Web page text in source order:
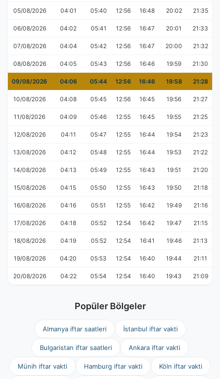
05/08/2026 04:01 05:40 12:56 16:48 20:02 21:35
06/08/2026 04:02 05:41 12:56 16:47 20:01 21:33
07/08/2026 04:04 05:42 12:56 16:47 20:00 21:32
08/08/2026 04:05 05:43 12:56 16:46 19:59 21:30
09/08/2026 04:06 05:44 12:56 16:46 19:58 21:28
10/08/2026 04:08 05:45 12:56 16:45 19:56 21:27
11/08/2026 04:09 05:46 12:55 16:45 19:55 21:25
12/08/2026 04:11 05:47 12:55 16:44 19:54 21:23
13/08/2026 04:12 05:48 12:55 16:44 19:53 21:22
14/08/2026 04:13 05:49 12:55 16:43 19:51 21:20
15/08/2026 04:15 05:50 12:55 16:43 19:50 21:18
16/08/2026 04:16 05:51 12:55 16:42 19:49 21:16
17/08/2026 04:18 05:52 12:54 16:42 19:47 21:15
18/08/2026 04:19 05:52 12:54 16:41 19:46 21:13
19/08/2026 04:20 05:53 12:54 16:40 19:44 21:11
20/08/2026 04:22 05:54 12:54 16:40 19:43 21:09
Popüler Bölgeler
Almanya iftar saatleri İstanbul iftar vakti
Bulgaristan iftar saatleri Ankara iftar vakti
Münih iftar vakti Hamburg iftar vakti Köln iftar vakti